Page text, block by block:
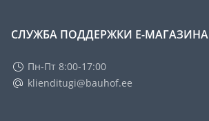
СЛУЖБА ПОДДЕРЖКИ Е-МАГАЗИНА
Пн-Пт 8:00-17:00
klienditugi@bauhof.ee